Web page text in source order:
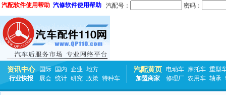
汽配软件使用帮助 汽修软件使用帮助 汽配号： 密码：
资讯中心 国际 国内 企业 地方
行业快报
展会 统计 研究 政策 特种车
汽配黄页 电动车 摩托车 重型
加盟商家
修理厂 农用车 轴承